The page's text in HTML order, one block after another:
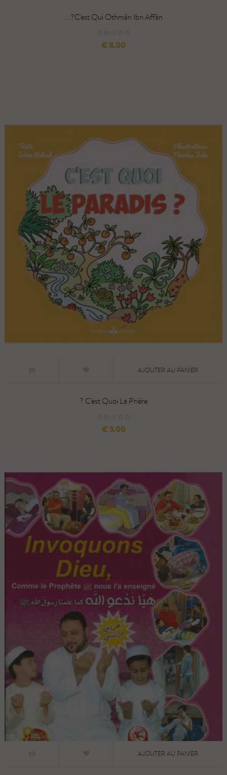
C'est Qui Othmân Ibn Affân?...
السعر
8.00 €
AJOUTER AU PANIER
C'est Quoi La Prière ?
السعر
5.00 €
AJOUTER AU PANIER